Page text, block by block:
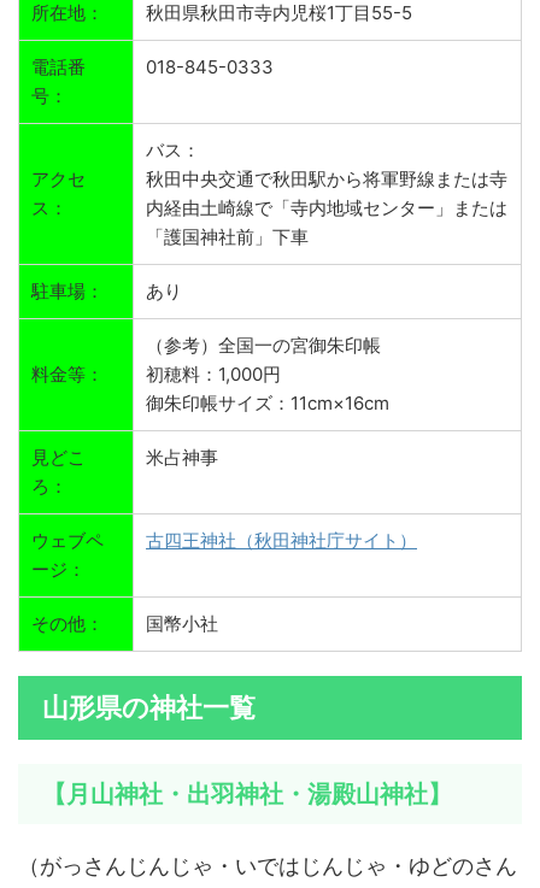
所在地： 秋田県秋田市寺内児桜1丁目55-5
電話番
号：
018-845-0333
アクセ
ス：
バス：
秋田中央交通で秋田駅から将軍野線または寺
内経由土崎線で「寺内地域センター」または
「護国神社前」下車
駐車場： あり
料金等：
（参考）全国一の宮御朱印帳
初穂料：1,000円
御朱印帳サイズ：11cm×16cm
見どこ
ろ：
米占神事
ウェブペ
ージ：
古四王神社（秋田神社庁サイト）
その他： 国幣小社
山形県の神社一覧
【月山神社・出羽神社・湯殿山神社】
（がっさんじんじゃ・いではじんじゃ・ゆどのさん